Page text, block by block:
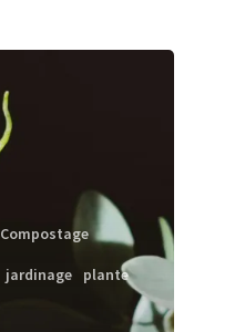
Compostage
jardinage plante